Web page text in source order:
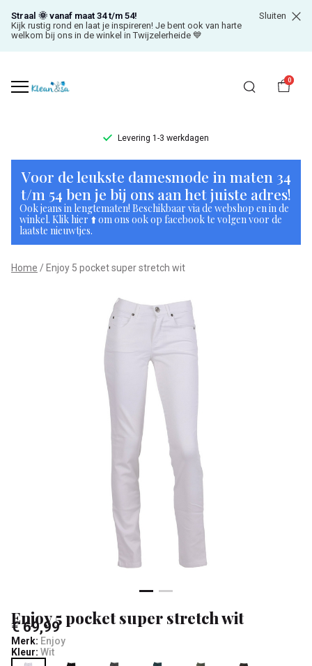
Straal 🌞 vanaf maat 34 t/m 54!
Kijk rustig rond en laat je inspireren! Je bent ook van harte
welkom bij ons in de winkel in Twijzelerheide 💙
Sluiten
0
Levering 1-3 werkdagen
Enjoy
pocket
super
stretch
Voor de leukste damesmode in maten 34
t/m 54 ben je bij ons aan het juiste adres!
Ook jeans in lengtematen! Beschikbaar via de webshop en in de
winkel. Klik hier ⬆️ om ons ook op facebook te volgen voor de
laatste nieuwtjes.
Home Enjoy 5 pocket super stretch wit
Enjoy 5 pocket super stretch wit
€ 69,99
Merk: Enjoy
Kleur: Wit